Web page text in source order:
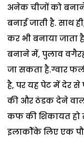
अनेक चीजों को बनाने
बनाई जाती है. साथ
कर भी बनाया
बनाने में, पुलाव
जा सकता है.ग्वार
है, पर यह पेट में देर से
की और ठंडक देने
कफ की शिकायत हो
इलाकोेंके लिए एक